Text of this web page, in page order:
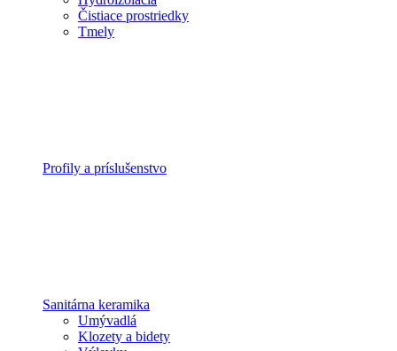
Čistiace prostriedky
Tmely
Profily a príslušenstvo
Sanitárna keramika
Umývadlá
Klozety a bidety